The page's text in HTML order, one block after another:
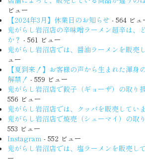
ビュー
【2024年3月】休業日のお知らせ - 564 ビュ
鬼がらし岩沼店の辛味噌ラーメン超辛は、
か？ - 561 ビュー
鬼がらし岩沼店では、醤油ラーメンを販売
ュー
【夏到来！】お客様の声から生まれた渾身
解禁！ - 559 ビュー
鬼がらし岩沼店で餃子（ギョーザ）の取り
556 ビュー
鬼がらし岩沼店では、クッパを販売してい
鬼がらし岩沼店で焼売（シューマイ）の取
553 ビュー
Instagram - 552 ビュー
鬼がらし岩沼店では、塩ラーメンを販売し
ー